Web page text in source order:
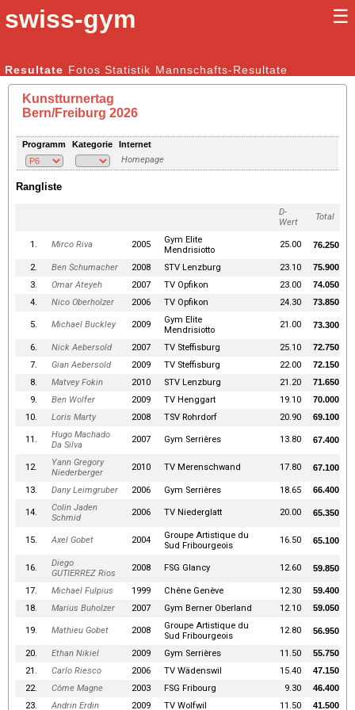
swiss-gym ☰
Kunstturnen Männer | Kunstturnen Frauen
Resultate Fotos Statistik Mannschafts-Resultate
Kunstturnertag
Bern/Freiburg 2026
Programm Kategorie Internet
Homepage
Rangliste
D-
Wert
Total
1. Mirco Riva 2005
Gym Elite
Mendrisiotto
25.00 76.250
2. Ben Schumacher 2008 STV Lenzburg 23.10 75.900
3. Omar Ateyeh 2007 TV Opfikon 23.00 74.050
4. Nico Oberholzer 2006 TV Opfikon 24.30 73.850
5. Michael Buckley 2009
Gym Elite
Mendrisiotto
21.00 73.300
6. Nick Aebersold 2007 TV Steffisburg 25.10 72.750
7. Gian Aebersold 2009 TV Steffisburg 22.00 72.150
8. Matvey Fokin 2010 STV Lenzburg 21.20 71.650
9. Ben Wolfer 2009 TV Henggart 19.10 70.000
10. Loris Marty 2008 TSV Rohrdorf 20.90 69.100
11.
Hugo Machado
Da Silva
2007 Gym Serrières 13.80 67.400
12.
Yann Gregory
Niederberger
2010 TV Merenschwand 17.80 67.100
13. Dany Leimgruber 2006 Gym Serrières 18.65 66.400
14.
Colin Jaden
Schmid
2006 TV Niederglatt 20.00 65.350
15. Axel Gobet 2004
Groupe Artistique du
Sud Fribourgeois
16.50 65.100
16.
Diego
GUTIERREZ Rios
2008 FSG Glancy 12.60 59.850
17. Michael Fulpius 1999 Chêne Genève 12.30 59.400
18. Marius Buholzer 2007 Gym Berner Oberland 12.10 59.050
19. Mathieu Gobet 2008
Groupe Artistique du
Sud Fribourgeois
12.80 56.950
20. Ethan Nikiel 2009 Gym Serrières 11.50 55.750
21. Carlo Riesco 2006 TV Wädenswil 15.40 47.150
22. Côme Magne 2003 FSG Fribourg 9.30 46.400
23. Andrin Erdin 2009 TV Wolfwil 11.50 41.500